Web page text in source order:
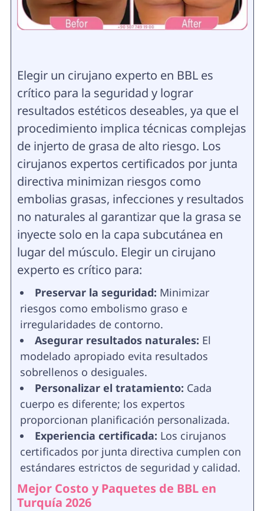
Elegir un cirujano experto en BBL es
crítico para la seguridad y lograr
resultados estéticos deseables, ya que el
procedimiento implica técnicas complejas
de injerto de grasa de alto riesgo. Los
cirujanos expertos certificados por junta
directiva minimizan riesgos como
embolias grasas, infecciones y resultados
no naturales al garantizar que la grasa se
inyecte solo en la capa subcutánea en
lugar del músculo. Elegir un cirujano
experto es crítico para:
Preservar la seguridad: Minimizar
riesgos como embolismo graso e
irregularidades de contorno.
Asegurar resultados naturales: El
modelado apropiado evita resultados
sobrellenos o desiguales.
Personalizar el tratamiento: Cada
cuerpo es diferente; los expertos
proporcionan planificación personalizada.
Experiencia certificada: Los cirujanos
certificados por junta directiva cumplen con
estándares estrictos de seguridad y calidad.
Mejor Costo y Paquetes de BBL en
Turquía 2026